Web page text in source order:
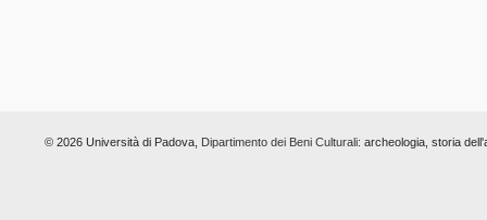
© 2026 Università di Padova, Dipartimento dei Beni Culturali: archeologia, storia